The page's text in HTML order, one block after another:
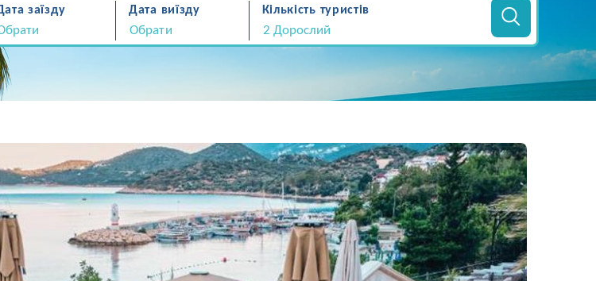
заїзду Дата виїзду Кількість туристів